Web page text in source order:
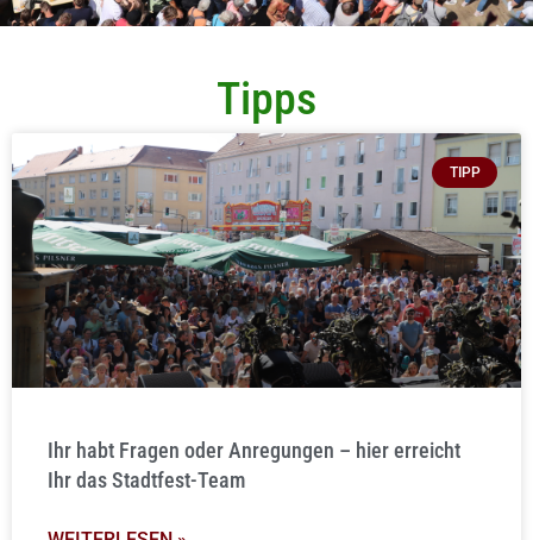
Tipps
TIPP
Ihr habt Fragen oder Anregungen – hier erreicht
Ihr das Stadtfest-Team